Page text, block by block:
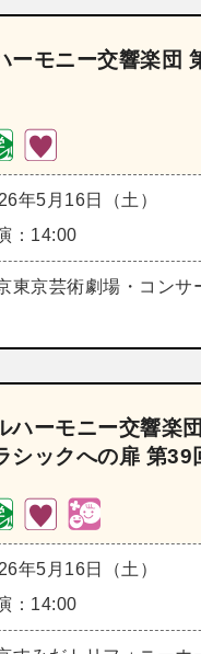
ーモニー交響楽団
年5月16日（土）
：14:00
東京芸術劇場・コンサ
ハーモニー交響楽
シックへの扉 第39
年5月16日（土）
：14:00